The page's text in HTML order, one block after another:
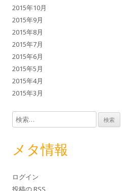
2015年10月
2015年9月
2015年8月
2015年7月
2015年6月
2015年5月
2015年4月
2015年3月
検索:
メタ情報
ログイン
投稿のRSS